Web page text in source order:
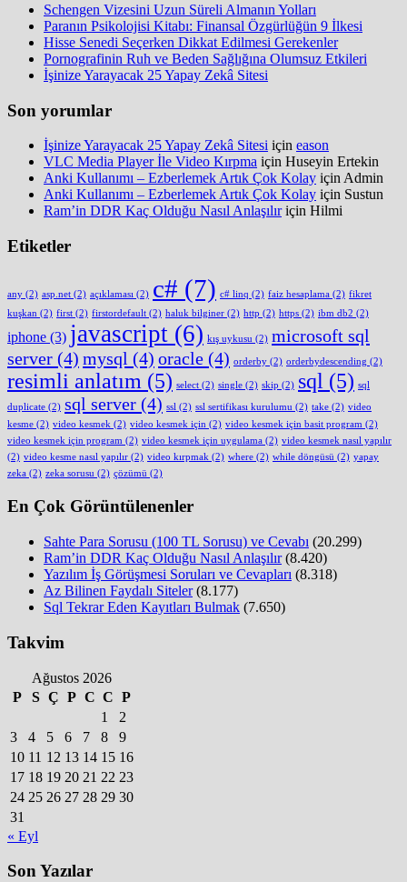
Schengen Vizesini Uzun Süreli Almanın Yolları
Paranın Psikolojisi Kitabı: Finansal Özgürlüğün 9 İlkesi
Hisse Senedi Seçerken Dikkat Edilmesi Gerekenler
Pornografinin Ruh ve Beden Sağlığına Olumsuz Etkileri
İşinize Yarayacak 25 Yapay Zekâ Sitesi
Son yorumlar
İşinize Yarayacak 25 Yapay Zekâ Sitesi için eason
VLC Media Player İle Video Kırpma için Huseyin Ertekin
Anki Kullanımı – Ezberlemek Artık Çok Kolay için Admin
Anki Kullanımı – Ezberlemek Artık Çok Kolay için Sustun
Ram’in DDR Kaç Olduğu Nasıl Anlaşılıriçin Hilmi
Etiketler
any (2) asp.net (2) açıklaması (2) c# (7) c# linq (2) faiz hesaplama (2) fikret
kuşkan (2) first (2) firstordefault (2) haluk bilginer (2) http (2) https (2) ibm db2 (2)
iphone (3) javascript (6) kış uykusu (2) microsoft sql
server (4) mysql (4) oracle (4) orderby (2) orderbydescending (2)
resimli anlatım (5) select (2) single (2) skip (2) sql (5) sql
duplicate (2) sql server (4) ssl (2) ssl sertifikası kurulumu (2) take (2) video
kesme (2) video kesmek (2) video kesmek için (2) video kesmek için basit program (2)
video kesmek için program (2) video kesmek için uygulama (2) video kesmek nasıl yapılır
(2) video kesme nasıl yapılır (2) video kırpmak (2) where (2) while döngüsü (2) yapay
zeka (2) zeka sorusu (2) çözümü (2)
En Çok Görüntülenenler
Sahte Para Sorusu (100 TL Sorusu) ve Cevabı (20.299)
Ram’in DDR Kaç Olduğu Nasıl Anlaşılır (8.420)
Yazılım İş Görüşmesi Soruları ve Cevapları (8.318)
Az Bilinen Faydalı Siteler (8.177)
Sql Tekrar Eden Kayıtları Bulmak (7.650)
Takvim
Ağustos 2026
P
S Ç P C C P
1
2
3
4 5 6 7 8
9
10 11 12 13 14 15 16
17 18 19 20 21 22 23
24 25 26 27 28 29 30
31
« Eyl
Son Yazılar